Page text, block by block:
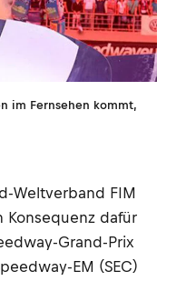
im Fernsehen kommt,
Weltverband FIM
Konsequenz dafür
Grand-Prix
EM (SEC)